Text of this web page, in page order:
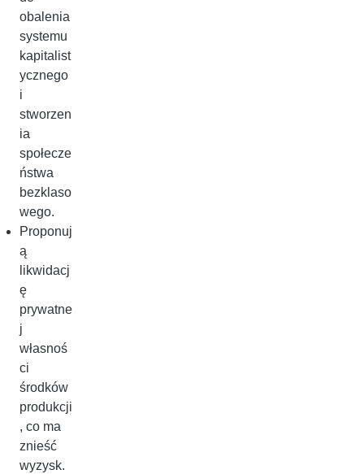
obalenia
systemu
kapitalist
ycznego
i
stworzen
ia
społecze
ństwa
bezklaso
wego.
Proponuj
ą
likwidacj
ę
prywatne
j
własnoś
ci
środków
produkcji
, co ma
znieść
wyzysk.